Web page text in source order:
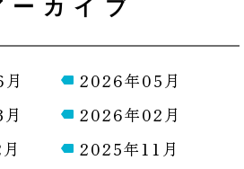
ーカイブ
2026年05月
2026年02月
2025年11月